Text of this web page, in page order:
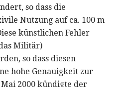
so dass die
Nutzung auf ca. 100 m
künstlichen Fehler
Militär)
so dass diesen
hohe Genauigkeit zur
2000 kündigte der